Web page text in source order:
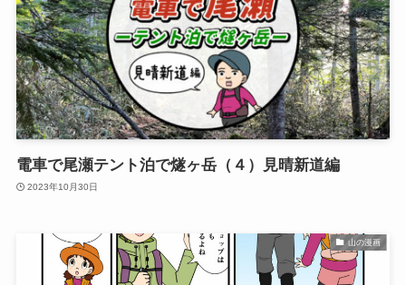
電車で尾瀬テント泊で燧ヶ岳（４）見晴新道編
2023年10月30日
山の漫画